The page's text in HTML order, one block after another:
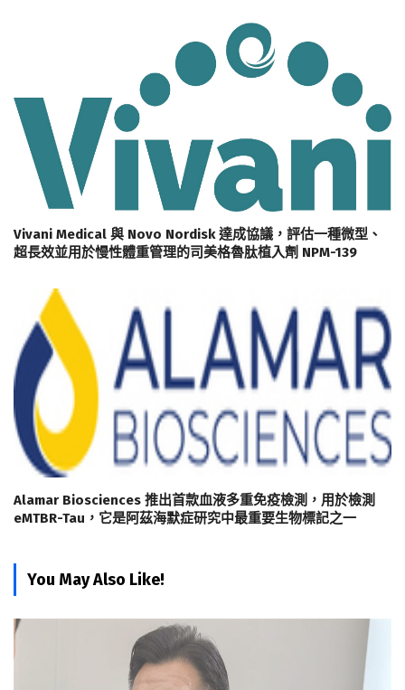
Vivani Medical 與 Novo Nordisk 達成協議，評估一種微型、
超長效並用於慢性體重管理的司美格魯肽植入劑 NPM-139
Alamar Biosciences 推出首款血液多重免疫檢測，用於檢測
eMTBR-Tau，它是阿茲海默症研究中最重要生物標記之一
You May Also Like!